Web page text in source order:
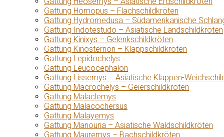
Gattung Homopus – Flachschildkröten
Gattung Hydromedusa – Südamerikanische
Gattung Indotestudo – Asiatische Landschildkröten
Gattung Kinixys – Gelenkschildkröten
Gattung Kinosternon – Klappschildkröten
Gattung Lepidochelys
Gattung Leucocephalon
Gattung Lissemys – Asiatische Klappen-
Gattung Macrochelys – Geierschildkröten
Gattung Malaclemys
Gattung Malacochersus
Gattung Malayemys
Gattung Manouria – Asiatische Waldschildkröten
Gattung Mauremys – Bachschildkröten